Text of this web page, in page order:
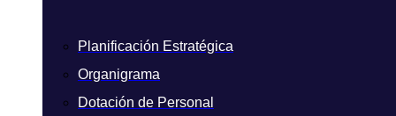
Planificación Estratégica
Organigrama
Dotación de Personal